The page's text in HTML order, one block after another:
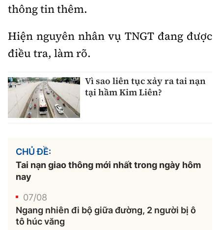
thông tin thêm.
Hiện nguyên nhân vụ TNGT đang được
điều tra, làm rõ.
Vì sao liên tục xảy ra tai nạn
tại hầm Kim Liên?
CHỦ ĐỀ:
Tai nạn giao thông mới nhất trong ngày hôm
nay
07/08
Ngang nhiên đi bộ giữa đường, 2 người bị ô
tô húc văng